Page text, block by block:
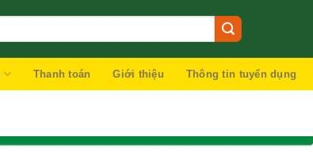
Thanh toán Giới thiệu Thông tin tuyển dụng